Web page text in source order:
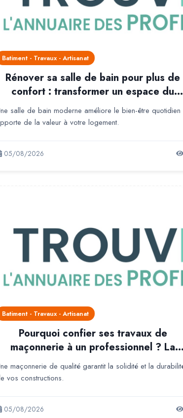
Batiment - Travaux - Artisanat
Rénover sa salle de bain pour plus de
confort : transformer un espace du
quotidien en véritable lieu de bien-être
salle de bain moderne améliore le bien-être quotidien
de la valeur à votre logement.
05/08/2026
Batiment - Travaux - Artisanat
Pourquoi confier ses travaux de
maçonnerie à un professionnel ? La
garantie d'une construction solide,
durable et conforme
maçonnerie de qualité garantit la solidité et la
vos constructions.
05/08/2026